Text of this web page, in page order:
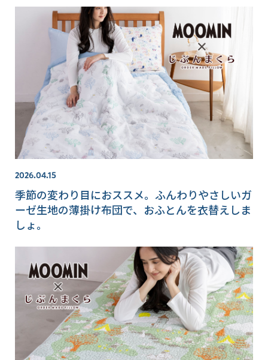
2026.04.15
季節の変わり目におススメ。ふんわりやさしいガ
ーゼ生地の薄掛け布団で、おふとんを衣替えしま
しょ。